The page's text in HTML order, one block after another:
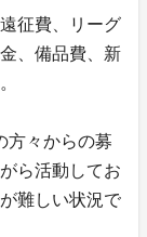
征費、リーグ
、備品費、新
方々からの募
ら活動してお
難しい状況で